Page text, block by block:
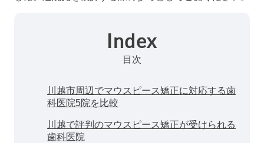
Index
目次
川越市周辺でマウスピース矯正に対応する歯
科医院5院を比較
川越で評判のマウスピース矯正が受けられる
歯科医院